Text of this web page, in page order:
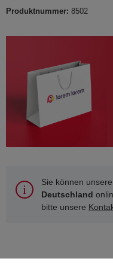
Produktnummer: 8502
Sie können
Deutschland
bitte unsere